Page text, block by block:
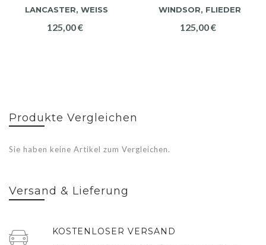
LANCASTER, WEISS
125,00 €
WINDSOR, FLIEDER
125,00 €
Produkte Vergleichen
Sie haben keine Artikel zum Vergleichen.
Versand & Lieferung
KOSTENLOSER VERSAND